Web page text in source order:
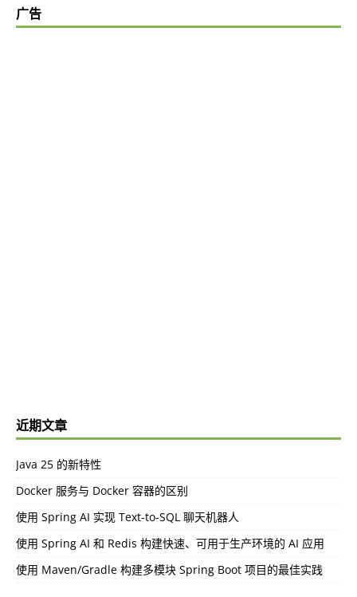
广告
近期文章
Java 25 的新特性
Docker 服务与 Docker 容器的区别
使用 Spring AI 实现 Text-to-SQL 聊天机器人
使用 Spring AI 和 Redis 构建快速、可用于生产环境的 AI 应用
使用 Maven/Gradle 构建多模块 Spring Boot 项目的最佳实践